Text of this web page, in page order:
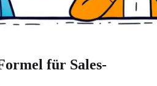
für Sales-